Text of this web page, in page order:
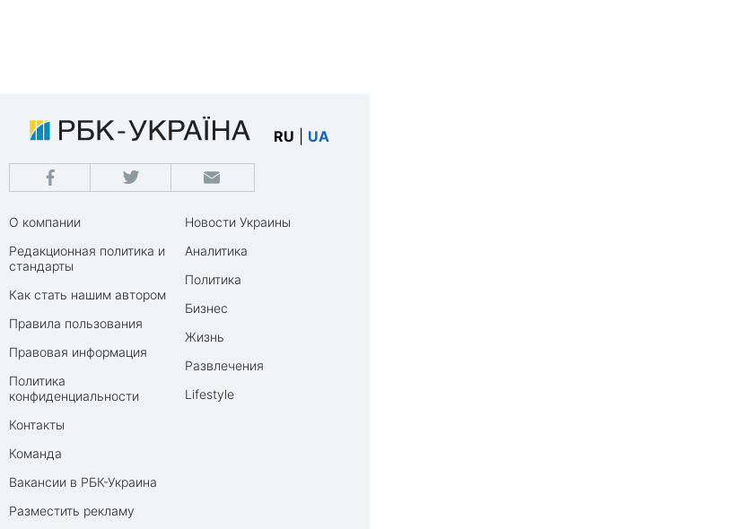
RU UA
О компании
Редакционная политика и
стандарты
Как стать нашим автором
Правила пользования
Правовая информация
Политика
конфиденциальности
Контакты
Команда
Вакансии в РБК-Украина
Разместить рекламу
Новости Украины
Аналитика
Политика
Бизнес
Жизнь
Развлечения
Lifestyle